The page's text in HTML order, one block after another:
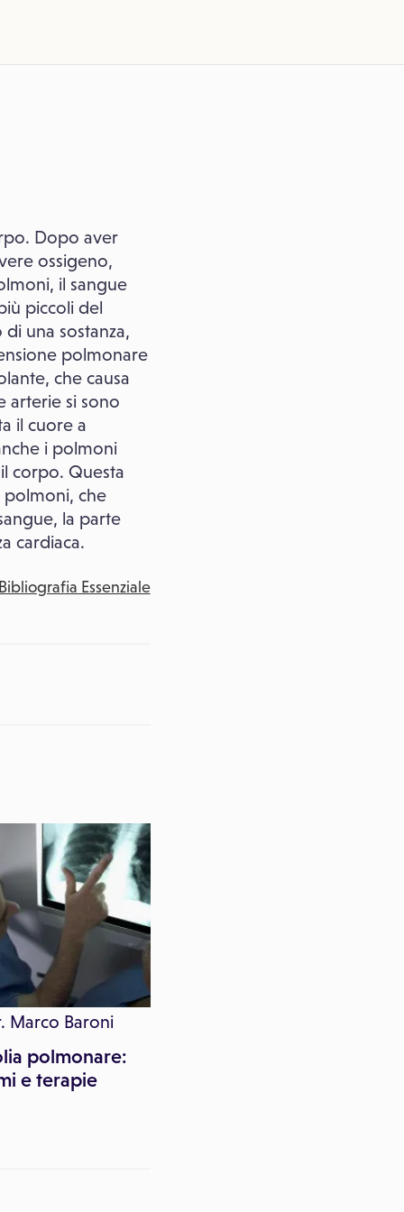
Dopo aver
ossigeno,
il sangue
piccoli del
una sostanza,
polmonare
che causa
arterie si sono
il cuore a
i polmoni
corpo. Questa
polmoni, che
la parte
cardiaca.
Bibliografia Essenziale
Marco Baroni
polmonare:
e terapie